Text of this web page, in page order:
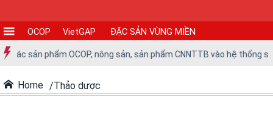
CƠ
SẢN
XUẤT
OCOP VietGAP ĐẶC SẢN VÙNG MIỀN
sản phẩm OCOP, nông sản, sản phẩm CNNTTB vào hệ thống
Home Thảo dược